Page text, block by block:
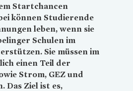
Startchancen
können Studierende
leben, wenn sie
Schulen im
Sie müssen im
einen Teil der
Strom, GEZ und
Das Ziel ist es,